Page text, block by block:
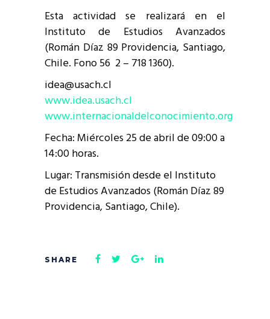
Esta actividad se realizará en el
Instituto de Estudios Avanzados
(Román Díaz 89 Providencia, Santiago,
Chile. Fono 56 2 – 718 1360).
idea@usach.cl
www.idea.usach.cl
www.internacionaldelconocimiento.org
Fecha: Miércoles 25 de abril de 09:00 a
14:00 horas.
Lugar: Transmisión desde el Instituto
de Estudios Avanzados (Román Díaz 89
Providencia, Santiago, Chile).